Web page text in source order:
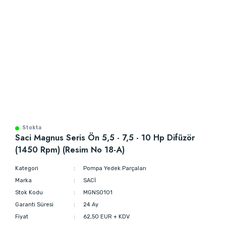
Stokta
Saci Magnus Seris Ön 5,5 - 7,5 - 10 Hp Difüzör
(1450 Rpm) (Resim No 18-A)
Kategori
Pompa Yedek Parçaları
Marka
SACİ
Stok Kodu
MGNS0101
Garanti Süresi
24 Ay
Fiyat
62,50 EUR + KDV